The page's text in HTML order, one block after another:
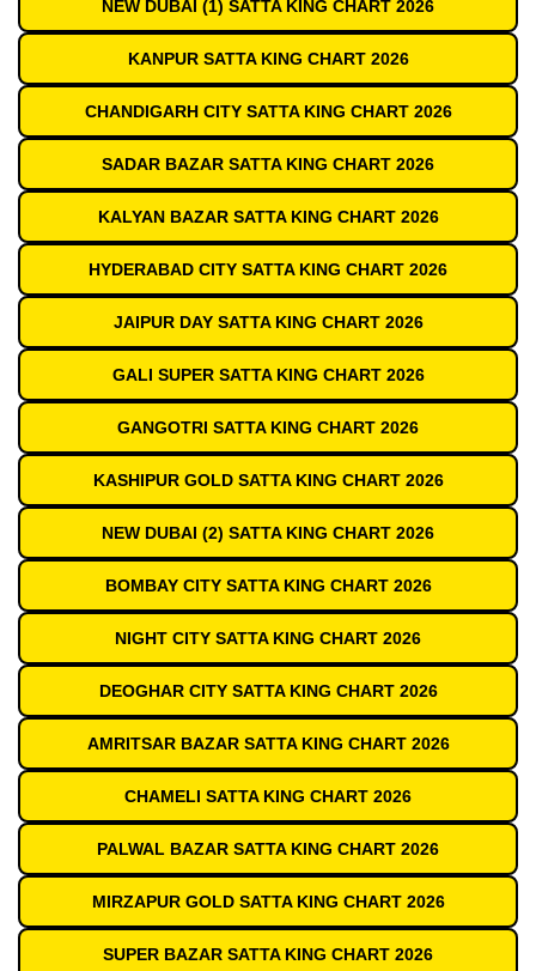
NEW DUBAI (1) SATTA KING CHART 2026
KANPUR SATTA KING CHART 2026
CHANDIGARH CITY SATTA KING CHART 2026
SADAR BAZAR SATTA KING CHART 2026
KALYAN BAZAR SATTA KING CHART 2026
HYDERABAD CITY SATTA KING CHART 2026
JAIPUR DAY SATTA KING CHART 2026
GALI SUPER SATTA KING CHART 2026
GANGOTRI SATTA KING CHART 2026
KASHIPUR GOLD SATTA KING CHART 2026
NEW DUBAI (2) SATTA KING CHART 2026
BOMBAY CITY SATTA KING CHART 2026
NIGHT CITY SATTA KING CHART 2026
DEOGHAR CITY SATTA KING CHART 2026
AMRITSAR BAZAR SATTA KING CHART 2026
CHAMELI SATTA KING CHART 2026
PALWAL BAZAR SATTA KING CHART 2026
MIRZAPUR GOLD SATTA KING CHART 2026
SUPER BAZAR SATTA KING CHART 2026